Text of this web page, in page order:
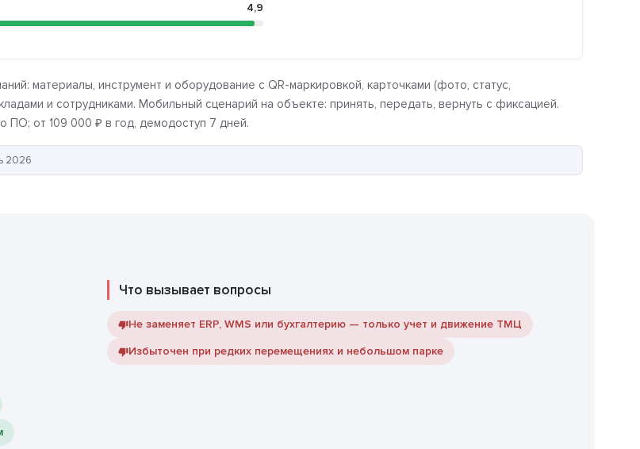
4,9
материалы, инструмент и оборудование с QR-маркировкой, карточками (фото, статус,
и сотрудниками. Мобильный сценарий на объекте: принять, передать, вернуть с фиксацией.
ПО; от 109 000 ₽ в год, демодоступ 7 дней.
2026
Что вызывает вопросы
Не заменяет ERP, WMS или бухгалтерию — только учет и движение ТМЦ
Избыточен при редких перемещениях и небольшом парке